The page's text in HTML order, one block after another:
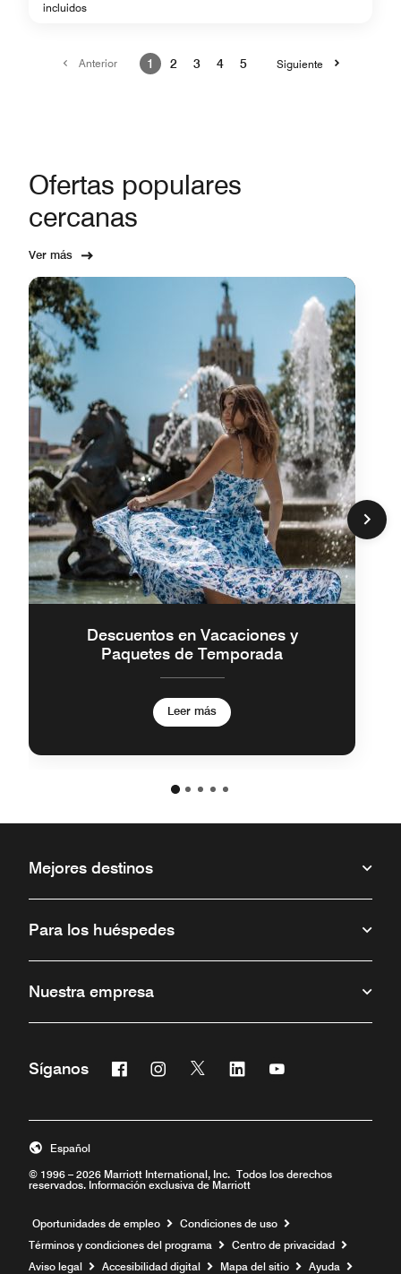
incluidos
Anterior 1 2 3 4 5 Siguiente
Ofertas populares
cercanas
Ver más
Descuentos en Vacaciones y
Paquetes de Temporada
Leer más
Mejores destinos
Para los huéspedes
Nuestra empresa
Síganos Facebook
Abre una ventana nueva
Instagram
Abre una ventana nueva
Twitter
Abre una ventana nueva
Linkedin
Abre una ventana nueva
Abre una ventana
© 1996 – 2026 Marriott International, Inc. Todos los derechos
reservados. Información exclusiva de Marriott
Español
Oportunidades de empleo Abre una ventana nueva
Condiciones de uso
Términos y condiciones del programa
Centro de privacidad
Aviso legal
Accesibilidad digital Mapa del sitio Ayuda